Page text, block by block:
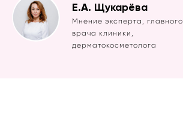
Е.А. Щукарёва
Мнение эксперта, главного
врача клиники,
дерматокосметолога